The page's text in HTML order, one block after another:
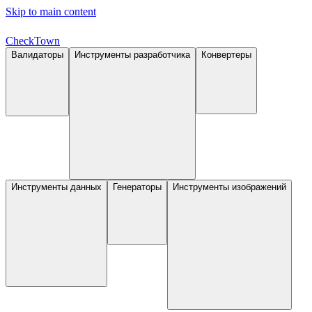
Skip to main content
CheckTown
Валидаторы Инструменты разработчика Конвертеры
Инструменты данных Генераторы Инструменты изображений